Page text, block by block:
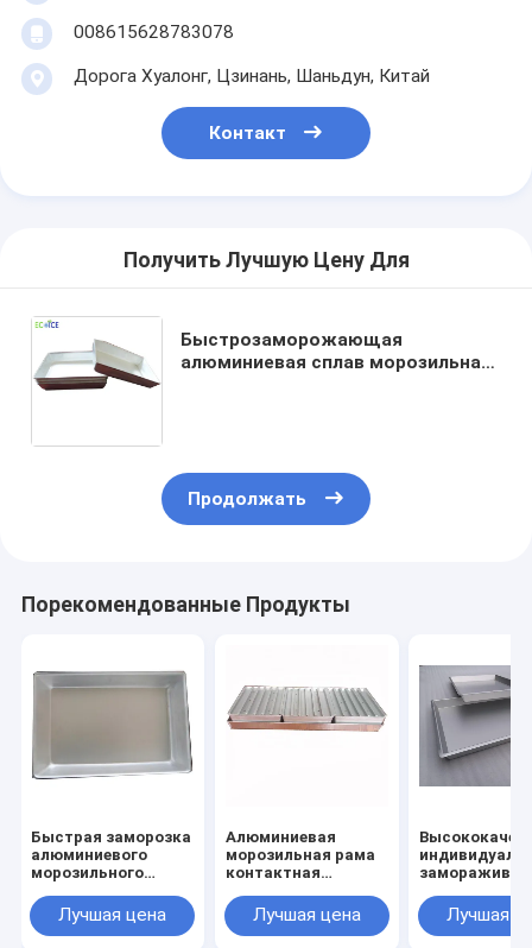
008615628783078
Дорога Хуалонг, Цзинань, Шаньдун, Китай
Контакт
Получить Лучшую Цену Для
Быстрозаморожающая
алюминиевая сплав морозильная
продуктов питания
Продолжать
Порекомендованные Продукты
Быстрая заморозка
алюминиевого
морозильного
замороженных
креветок блоком по
Лучшая цена
Алюминиевая
морозильная рама
контактная
морозильная
кастрюля для
Лучшая цена
заморозки,
Лучшая